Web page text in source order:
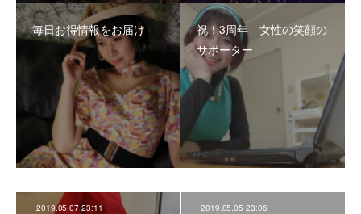
毎日お得情報をお届け
祝！3周年 女性の笑顔の
サポーター
2019.05.07 23:11 2019.05.05 23:06